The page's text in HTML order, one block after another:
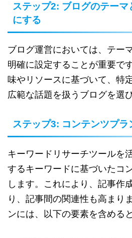
ステップ2: ブログのテー
にする
ブログ運営においては、テー
明確に設定することが重要で
味やリソースに基づいて、特
広範な話題を扱うブログを選
ステップ3: コンテンツプラ
キーワードリサーチツールを
するキーワードに基づいたコ
します。これにより、記事作
り、記事間の関連性も高まり
ンには、以下の要素を含める